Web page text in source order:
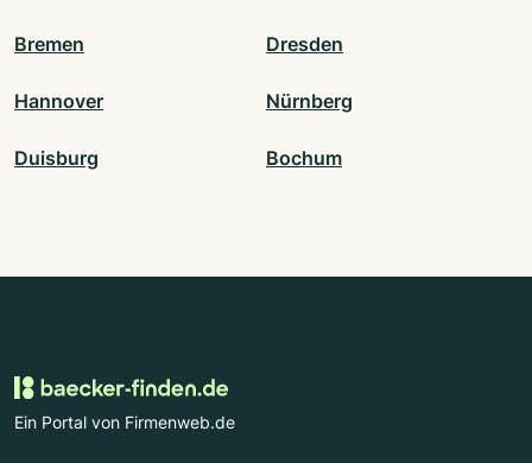
Bremen Dresden
Hannover Nürnberg
Duisburg Bochum
Ein Portal von Firmenweb.de